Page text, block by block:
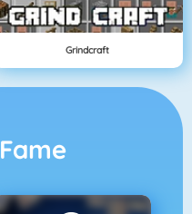
Grindcraft
Fame